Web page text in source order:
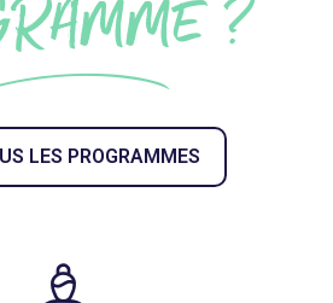
?
LES PROGRAMMES